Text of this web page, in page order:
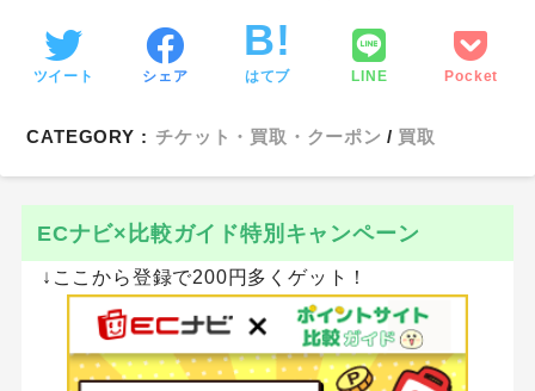
ツイート シェア はてブ LINE Pocket
CATEGORY : チケット・買取・クーポン 買取
ECナビ×比較ガイド特別キャンペーン
↓ここから登録で200円多くゲット！